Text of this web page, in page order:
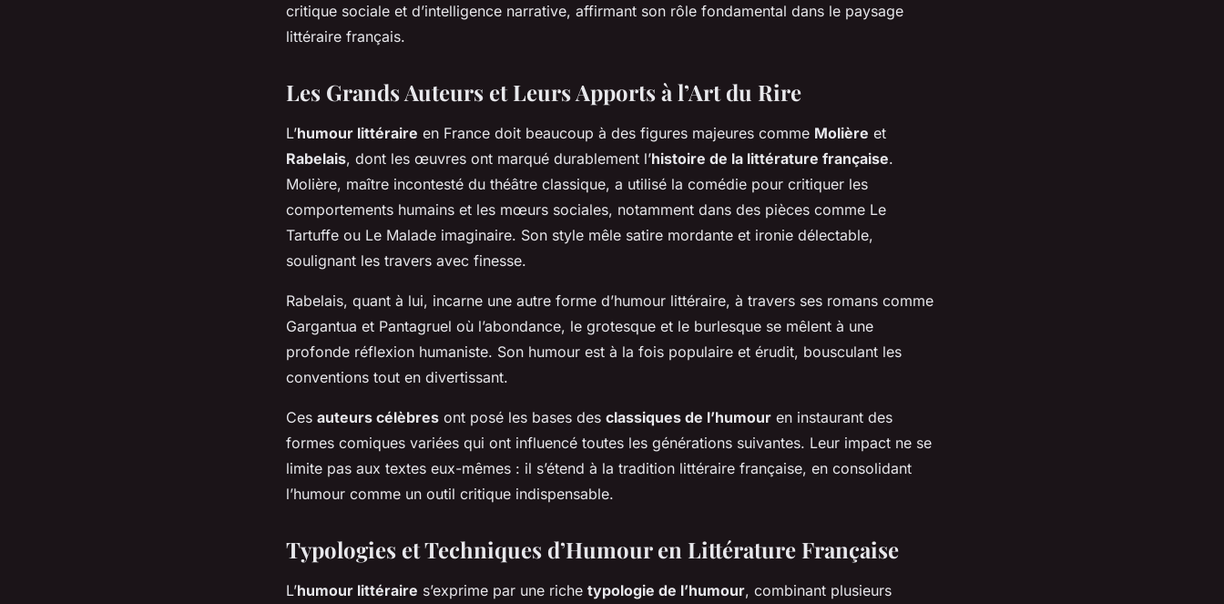
critique sociale et d’intelligence narrative, affirmant son rôle fondamental dans le paysage
littéraire français.
Les Grands Auteurs et Leurs Apports à l’Art du Rire
L’humour littéraire en France doit beaucoup à des figures majeures comme Molière et
Rabelais, dont les œuvres ont marqué durablement l’histoire de la littérature française.
Molière, maître incontesté du théâtre classique, a utilisé la comédie pour critiquer les
comportements humains et les mœurs sociales, notamment dans des pièces comme Le
Tartuffe ou Le Malade imaginaire. Son style mêle satire mordante et ironie délectable,
soulignant les travers avec finesse.
Rabelais, quant à lui, incarne une autre forme d’humour littéraire, à travers ses romans comme
Gargantua et Pantagruel où l’abondance, le grotesque et le burlesque se mêlent à une
profonde réflexion humaniste. Son humour est à la fois populaire et érudit, bousculant les
conventions tout en divertissant.
Ces auteurs célèbres ont posé les bases des classiques de l’humour en instaurant des
formes comiques variées qui ont influencé toutes les générations suivantes. Leur impact ne se
limite pas aux textes eux-mêmes : il s’étend à la tradition littéraire française, en consolidant
l’humour comme un outil critique indispensable.
Typologies et Techniques d’Humour en Littérature Française
L’humour littéraire s’exprime par une riche typologie de l’humour, combinant plusieurs